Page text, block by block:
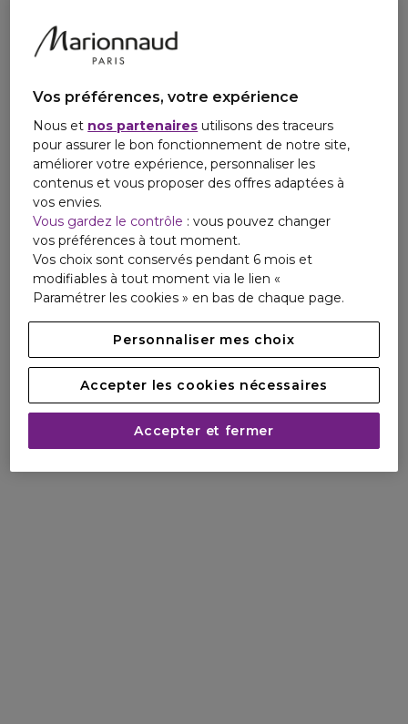
ferments microbiotiques aident à la réparation des
dommages liés à l’exposition. La peau est réparée, nourrie
et satinée, le bronzage prolongé.
Son parfum frais d’été permet de profiter pleinement de
ses soirées d’été.
Son plus ? Une formule à 97% d’ingrédients d’origine
naturelle.
Autre geste pour la planète : son pack est plus léger et plus
fin. Nous avons réussi à réduire de 25% la matière plastique
utilisée. N’oubliez pas de le trier.
Vos préférences, votre expérience
Nous et nos partenaires utilisons des traceurs
pour assurer le bon fonctionnement de notre site,
améliorer votre expérience, personnaliser les
contenus et vous proposer des offres adaptées à
vos envies.
Vous gardez le contrôle : vous pouvez changer
vos préférences à tout moment.
Vos choix sont conservés pendant 6 mois et
modifiables à tout moment via le lien «
Paramétrer les cookies » en bas de chaque page.
Personnaliser mes choix
Accepter les cookies nécessaires
Accepter et fermer